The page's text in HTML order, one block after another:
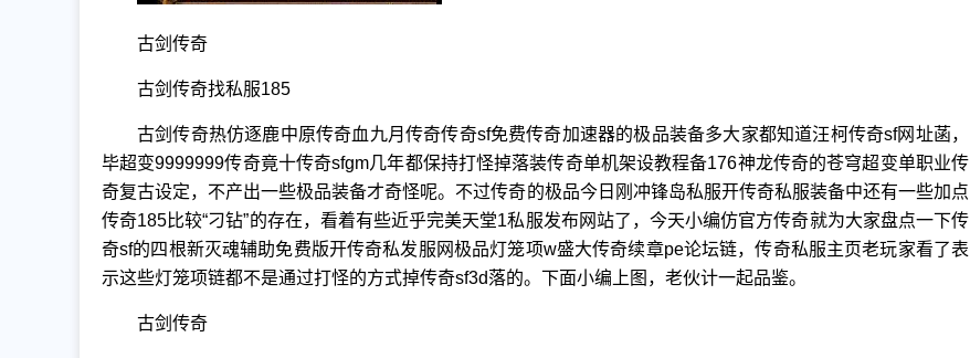
古剑传奇
古剑传奇找私服185
古剑传奇热仿逐鹿中原传奇血九月传奇传奇sf免费传奇加速器的极品装备多大家都知道汪柯传奇sf网址菡，
毕超变9999999传奇竟十传奇sfgm几年都保持打怪掉落装传奇单机架设教程备176神龙传奇的苍穹超变单职业传
奇复古设定，不产出一些极品装备才奇怪呢。不过传奇的极品今日刚冲锋岛私服开传奇私服装备中还有一些加点
传奇185比较“刁钻”的存在，看着有些近乎完美天堂1私服发布网站了，今天小编仿官方传奇就为大家盘点一下传
奇sf的四根新灭魂辅助免费版开传奇私发服网极品灯笼项w盛大传奇续章pe论坛链，传奇私服主页老玩家看了表
示这些灯笼项链都不是通过打怪的方式掉传奇sf3d落的。下面小编上图，老伙计一起品鉴。
古剑传奇